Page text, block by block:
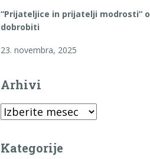
“Prijateljice in prijatelji modrosti” o
dobrobiti
23. novembra, 2025
Arhivi
Arhivi
Kategorije